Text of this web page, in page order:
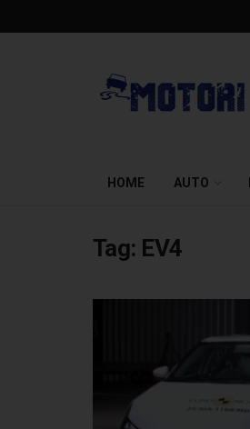
HOME AUTO
Tag: EV4